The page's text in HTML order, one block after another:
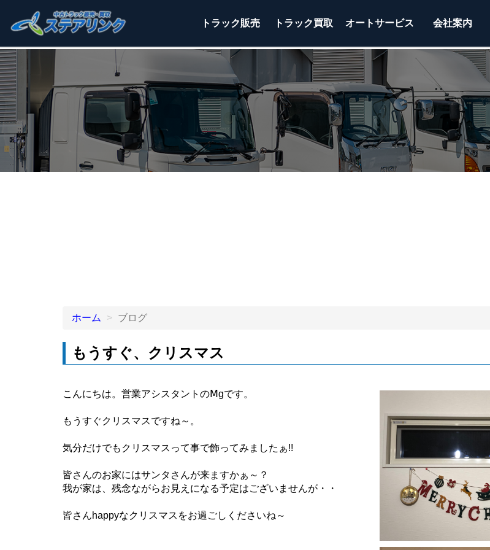
トラック販売 トラック買取 オートサービス 会社案内
ホーム ブログ
もうすぐ、クリスマス
こんにちは。営業アシスタントのⅯgです。
もうすぐクリスマスですね～。
気分だけでもクリスマスって事で飾ってみましたぁ!!
皆さんのお家にはサンタさんが来ますかぁ～？
我が家は、残念ながらお見えになる予定はございませんが・・
皆さんhappyなクリスマスをお過ごしくださいね～